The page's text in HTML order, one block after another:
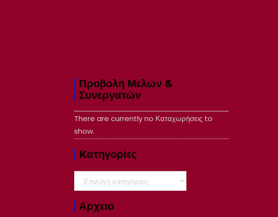
Προβολή Μελών &
Συνεργατών
There are currently no Καταχωρήσεις to
show.
Kατηγορίες
Kατηγορίες
Αρχειο